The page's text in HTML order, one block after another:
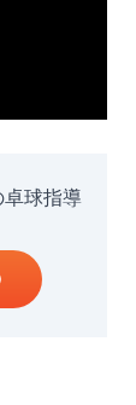
球指導